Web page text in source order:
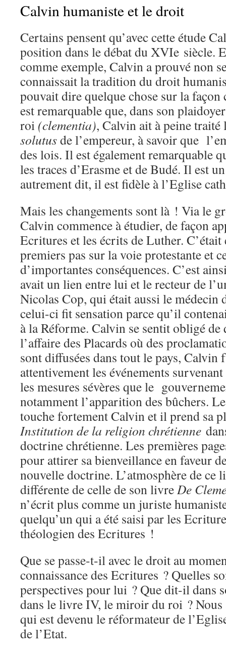
Calvin humaniste et le droit
Certains pensent qu’avec cette étude
position dans le débat du XVIe siècle.
comme exemple, Calvin a prouvé non
connaissait la tradition du droit
pouvait dire quelque chose sur la
est remarquable que, dans son
roi (clementia), Calvin ait à peine
solutusde l’empereur, à savoir que
des lois. Il est également remarquable
les traces d’Erasme et de Budé. Il est
autrement dit, il est fidèle à l’Eglise
Mais les changements sont là ! Via le
Calvin commence à étudier, de façon
Ecritures et les écrits de Luther.
premiers pas sur la voie protestante et
d’importantes conséquences. C’est
avait un lien entre lui et le recteur de
Nicolas Cop, qui était aussi le médecin
celui-ci fit sensation parce qu’il
à la Réforme. Calvin se sentit obligé
l’affaire des Placards où des
sont diffusées dans tout le pays,
attentivement les événements
les mesures sévères que le
notamment l’apparition des bûchers.
touche fortement Calvin et il prend sa
Institution de la religion chrétienne
doctrine chrétienne. Les premières
pour attirer sa bienveillance en faveur
nouvelle doctrine. L’atmosphère de ce
différente de celle de son livreDe
n’écrit plus comme un juriste
quelqu’un qui a été saisi par les
théologien des Ecritures !
Que se passe-t-il avec le droit au
connaissance des Ecritures ? Quelles
perspectives pour lui ? Que dit-il dans
dans le livre IV, le miroir du roi ?
qui est devenu le réformateur de
de l’Etat.